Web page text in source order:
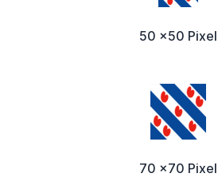
50 x50 Pixel
70 x70 Pixel